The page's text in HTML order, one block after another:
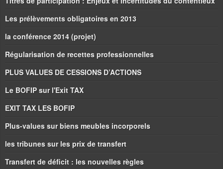
Les prélèvements obligatoires en 2013
la conférence 2014 (projet)
Régularisation de recettes professionnelles
PLUS VALUES DE CESSIONS D’ACTIONS
Le BOFIP sur l'Exit TAX
EXIT TAX LES BOFIP
Plus-values sur biens meubles incorporels
les tribunes sur les prix de transfert
Transfert de déficit : les nouvelles règles